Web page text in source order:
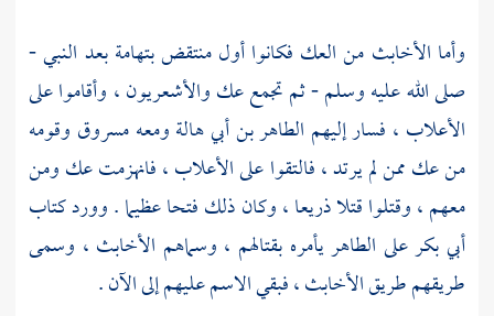
وأما الأخابث منالعك فكانوا أول منتقضبتهامةبعد النبي -
صلى الله عليه وسلم - ثم تجمععكوالأشعريون، وأقاموا على
الأعلاب ، فسار إليهم الطاهر بن أبي هالةومعهمسروق وقومه
منعكممن لم يرتد ، فالتقوا علىالأعلاب، فانهزمتعكومن
معهم ، وقتلوا قتلا ذريعا ، وكان ذلك فتحا عظيما . وورد كتاب
أبي بكرعلى الطاهر يأمره بقتالهم ، وسماهم الأخابث ، وسمى
طريقهم طريق الأخابث ، فبقي الاسم عليهم إلى الآن .